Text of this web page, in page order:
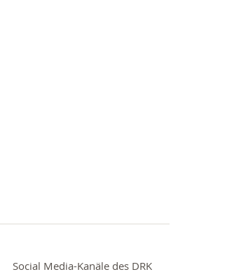
Social Media-Kanäle des DRK